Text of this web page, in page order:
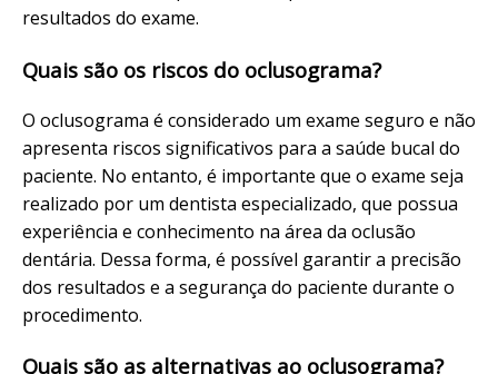
resultados do exame.
Quais são os riscos do oclusograma?
O oclusograma é considerado um exame seguro e não
apresenta riscos significativos para a saúde bucal do
paciente. No entanto, é importante que o exame seja
realizado por um dentista especializado, que possua
experiência e conhecimento na área da oclusão
dentária. Dessa forma, é possível garantir a precisão
dos resultados e a segurança do paciente durante o
procedimento.
Quais são as alternativas ao oclusograma?